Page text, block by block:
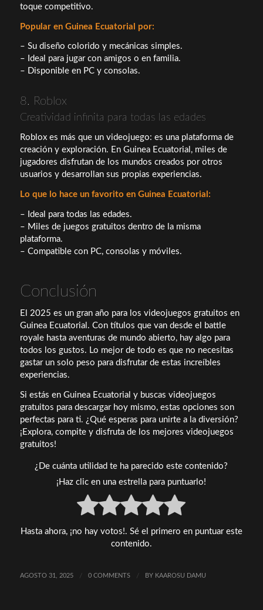
toque competitivo.
Popular en Guinea Ecuatorial por:
– Su diseño colorido y mecánicas simples.
– Ideal para jugar con amigos o en familia.
– Disponible en PC y consolas.
8. Roblox
Creatividad infinita para todas las edades
Roblox es más que un videojuego: es una plataforma de
creación y exploración. En Guinea Ecuatorial, miles de
jugadores disfrutan de los mundos creados por otros
usuarios y desarrollan sus propias experiencias.
Lo que lo hace un favorito en Guinea Ecuatorial:
– Ideal para todas las edades.
– Miles de juegos gratuitos dentro de la misma
plataforma.
– Compatible con PC, consolas y móviles.
Conclusión
El 2025 es un gran año para los videojuegos gratuitos en
Guinea Ecuatorial. Con títulos que van desde el battle
royale hasta aventuras de mundo abierto, hay algo para
todos los gustos. Lo mejor de todo es que no necesitas
gastar un solo peso para disfrutar de estas increíbles
experiencias.
Si estás en Guinea Ecuatorial y buscas videojuegos
gratuitos para descargar hoy mismo, estas opciones son
perfectas para ti. ¿Qué esperas para unirte a la diversión?
¡Explora, compite y disfruta de los mejores videojuegos
gratuitos!
¿De cuánta utilidad te ha parecido este contenido?
¡Haz clic en una estrella para puntuarlo!
Hasta ahora, ¡no hay votos!. Sé el primero en puntuar este
contenido.
AGOSTO 31, 2025 / 0 COMMENTS / BY KAAROSU DAMU